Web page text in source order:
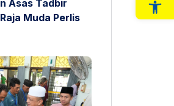
Asas Tadbir
Muda Perlis